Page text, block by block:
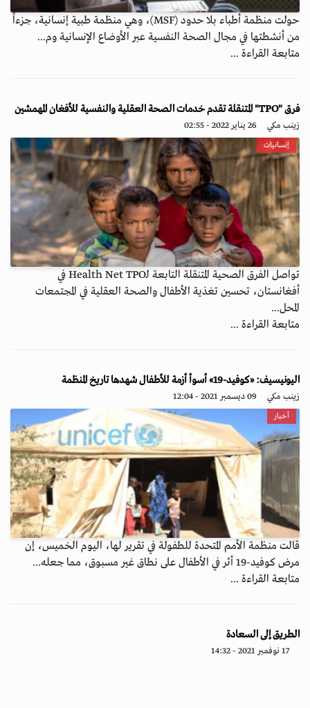
حولت منظمة أطباء بلا حدود (MSF)، وهي منظمة طبية إنسانية، جزءاً
من أنشطتها في مجال الصحة النفسية عبر الأوضاع الإنسانية وم...
متابعة القراءة ...
فرق "TPO" المتنقلة تقدم خدمات الصحة العقلية والنفسية للأفغان المهمشين
زينب مكي 26 يناير 2022 - 02:55
إنسانيات
تواصل الفرق الصحية المتنقلة التابعة لـHealth Net TPO في
أفغانستان، تحسين تغذية الأطفال والصحة العقلية في المجتمعات
المحل...
متابعة القراءة ...
اليونيسيف: «كوفيد-19» أسوأ أزمة للأطفال شهدها تاريخ المنظمة
زينب مكي 09 ديسمبر 2021 - 12:04
أخبار
قالت منظمة الأمم المتحدة للطفولة في تقرير لها، اليوم الخميس، إن
مرض كوفيد-19 أثر في الأطفال على نطاق غير مسبوق، مما جعله...
متابعة القراءة ...
الطريق إلى السعادة
17 نوفمبر 2021 - 14:32